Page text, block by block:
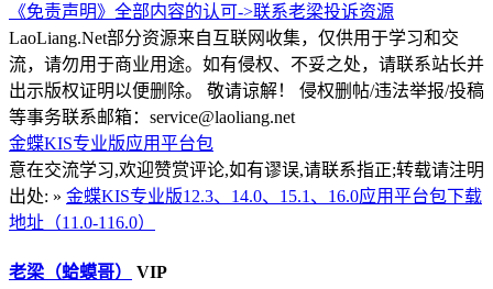
《免责声明》全部内容的认可->联系老梁投诉资源
LaoLiang.Net部分资源来自互联网收集，仅供用于学习和交
流，请勿用于商业用途。如有侵权、不妥之处，请联系站长并
出示版权证明以便删除。 敬请谅解！ 侵权删帖/违法举报/投稿
等事务联系邮箱：service@laoliang.net
金蝶KIS专业版应用平台包
意在交流学习,欢迎赞赏评论,如有谬误,请联系指正;转载请注明
出处: » 金蝶KIS专业版12.3、14.0、15.1、16.0应用平台包下载
地址（11.0-116.0）
老梁（蛤蟆哥） VIP